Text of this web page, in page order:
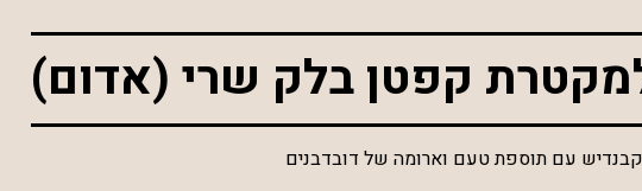
קפטן בלק שרי (אדום)
עם תוספת טעם וארומה של דובדבנים